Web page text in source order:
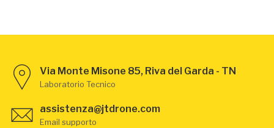
Via Monte Misone 85, Riva del Garda - TN
Laboratorio Tecnico
assistenza@jtdrone.com
Email supporto